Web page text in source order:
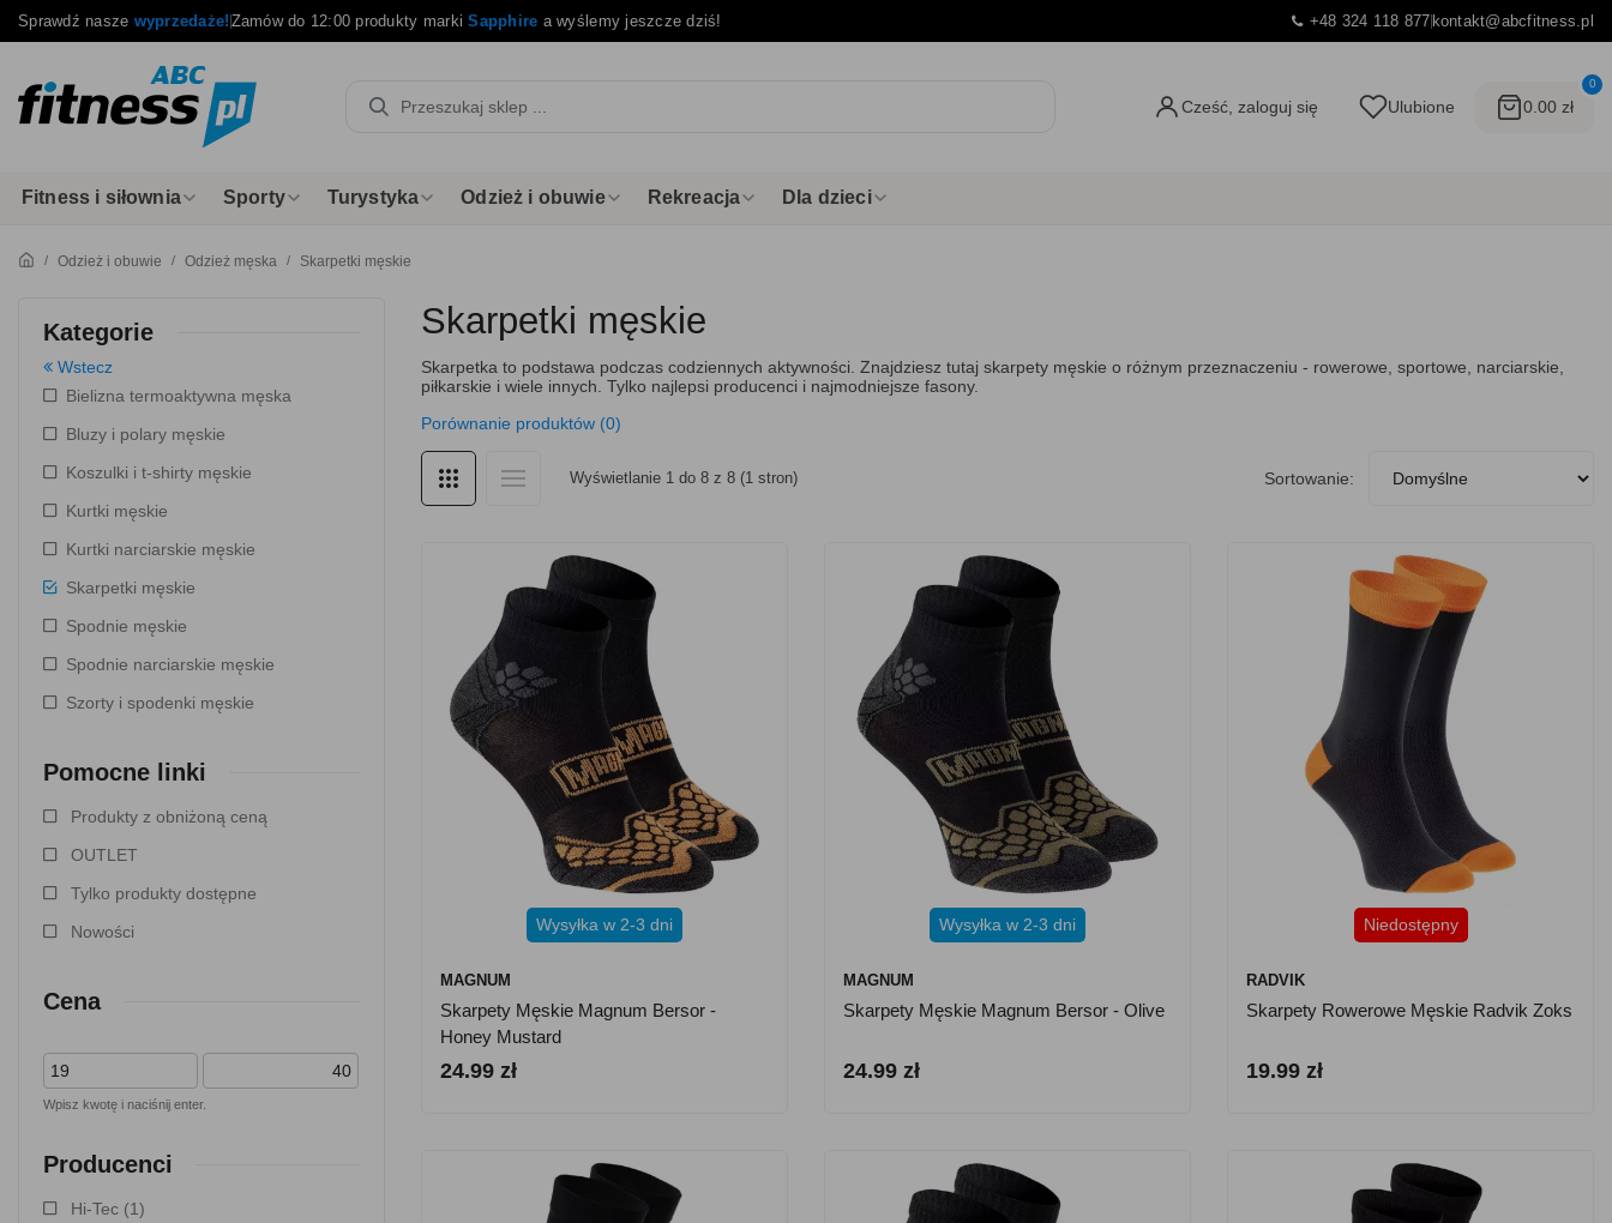
Sprawdź nasze wyprzedaże!Zamów do 12:00 produkty markiSapphire a wyślemy jeszcze dziś! +48 324 118 877kontakt@abcfitness.pl
Cześć, zaloguj się Ulubione
0
0.00 zł
Fitness i siłownia Sporty Turystyka Odzież i obuwie Rekreacja Dla dzieci
Odzież i obuwie Odzież męska Skarpetki męskie
Kategorie
Wstecz
Bielizna termoaktywna męska
Bluzy i polary męskie
Koszulki i t-shirty męskie
Kurtki męskie
Kurtki narciarskie męskie
Skarpetki męskie
Spodnie męskie
Spodnie narciarskie męskie
Szorty i spodenki męskie
Pomocne linki
Produkty z obniżoną ceną
OUTLET
Tylko produkty dostępne
Nowości
Cena
Wpisz kwotę i naciśnij enter.
Producenci
Hi-Tec (1)
Skarpetki męskie
Skarpetka to podstawa podczas codziennych aktywności. Znajdziesz tutaj skarpety męskie o różnym przeznaczeniu - rowerowe, sportowe, narciarskie,
piłkarskie i wiele innych. Tylko najlepsi producenci i najmodniejsze fasony.
Porównanie produktów (0)
Wyświetlanie 1 do 8 z 8 (1 stron) Sortowanie:
Wysyłka w 2-3 dni
MAGNUM
Skarpety Męskie Magnum Bersor -
Honey Mustard
24.99 zł
Wysyłka w 2-3 dni
MAGNUM
Skarpety Męskie Magnum Bersor - Olive
24.99 zł
Niedostępny
RADVIK
Skarpety Rowerowe Męskie Radvik Zoks
19.99 zł